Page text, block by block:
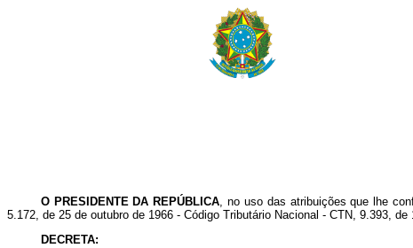
O PRESIDENTE DA REPÚBLICA, no uso das atribuições que lhe
5.172, de 25 de outubro de 1966 - Código Tributário Nacional - CTN, 9.393,
DECRETA: